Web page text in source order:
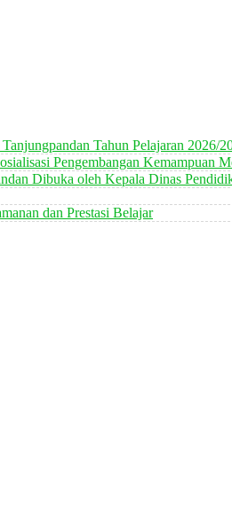
Tahun Pelajaran 2026/
Pengembangan
Dibuka oleh Kepala Dinas
dan Prestasi Belajar